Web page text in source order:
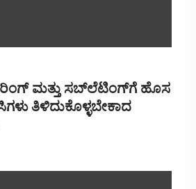
ಮತ್ತು ಸಬ್‌ಲೆಟಿಂಗ್‌ಗೆ ಹೊಸ
ತಿಳಿದುಕೊಳ್ಳಬೇಕಾದ